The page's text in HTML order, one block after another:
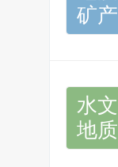
矿产
水文
地质